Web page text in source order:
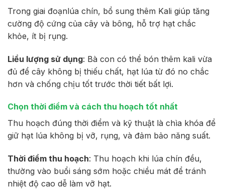
Trong giai đoạnlúa chín, bổ sung thêm Kali giúp tăng
cường độ cứng của cây và bông, hỗ trợ hạt chắc
khỏe, ít bị rụng.
Liều lượng sử dụng: Bà con có thể bón thêm kali vừa
đủ để cây không bị thiếu chất, hạt lúa từ đó no chắc
hơn và chống chịu tốt trước thời tiết bất lợi.
Chọn thời điểm và cách thu hoạch tốt nhất
Thu hoạch đúng thời điểm và kỹ thuật là chìa khóa để
giữ hạt lúa không bị vỡ, rụng, và đảm bảo năng suất.
Thời điểm thu hoạch: Thu hoạch khi lúa chín đều,
thường vào buổi sáng sớm hoặc chiều mát để tránh
nhiệt độ cao dễ làm vỡ hạt.